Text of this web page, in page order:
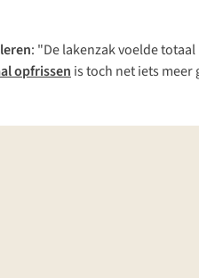
: "De lakenzak voelde
opfrissen is toch net iets meer